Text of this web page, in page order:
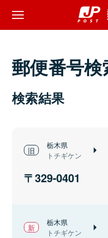
郵便番号検
検索結果
栃木県
トチギケン
329-0401
栃木県
トチギケン